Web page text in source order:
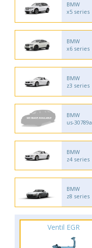
BMW
x5 series
BMW
x6 series
BMW
z3 series
BMW
us-30789a
BMW
z4 series
BMW
z8 series
Ventil EGR